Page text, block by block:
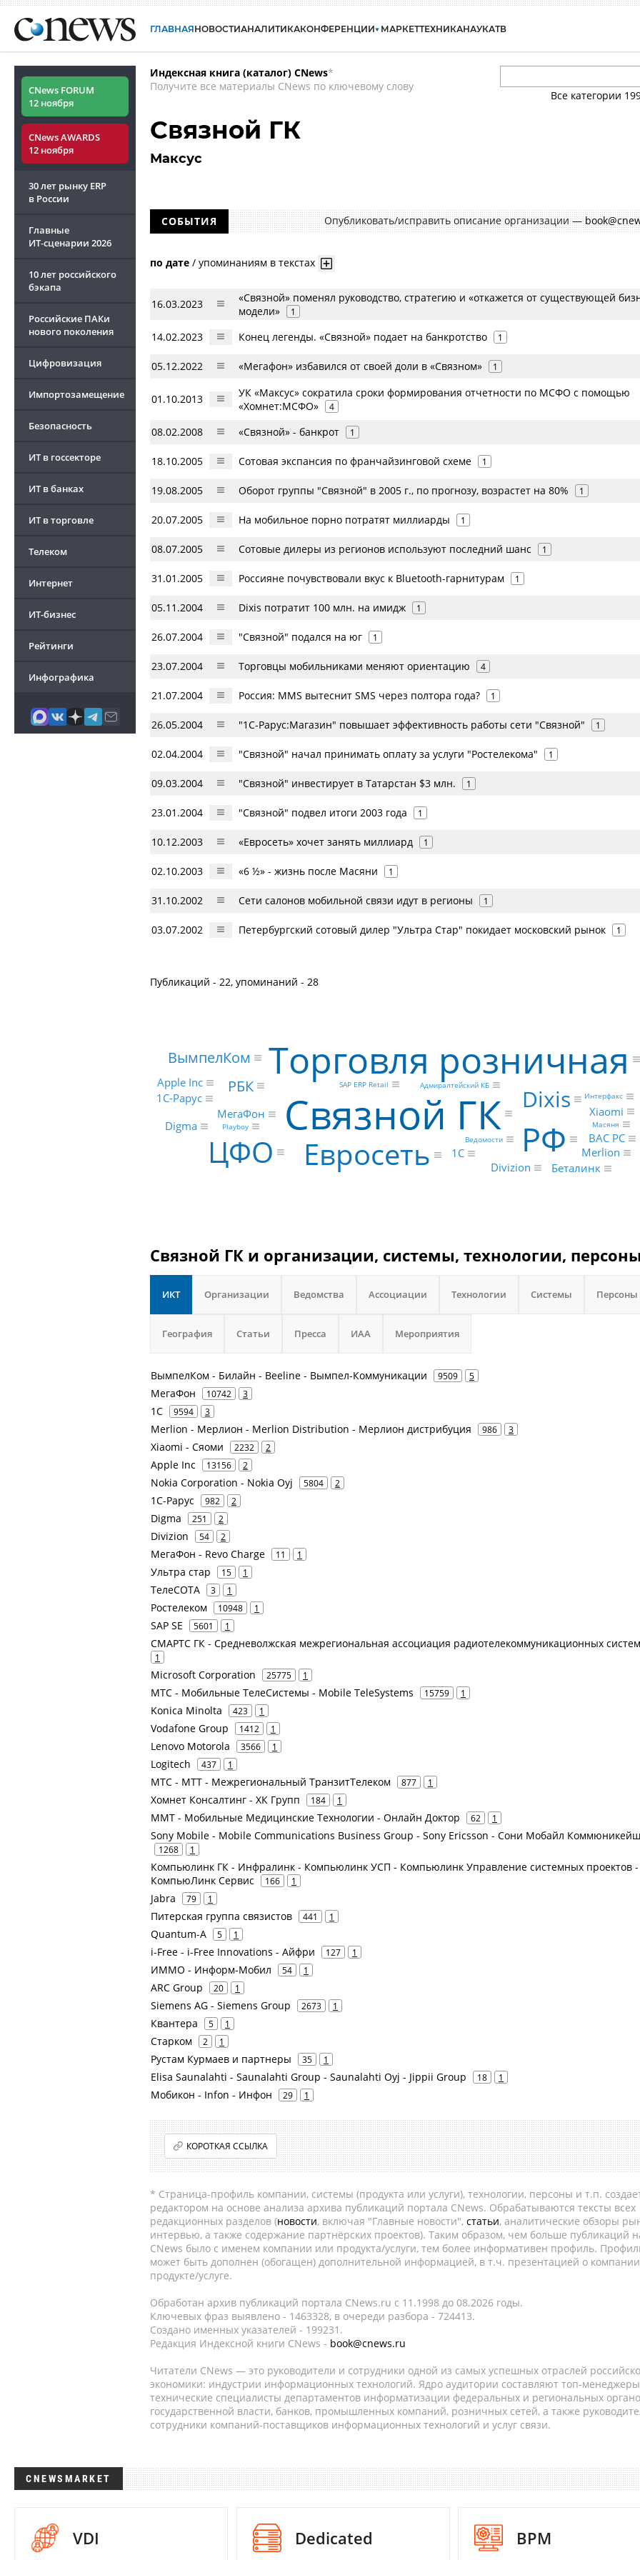
ГЛАВНАЯНОВОСТИАНАЛИТИКАКОНФЕРЕНЦИИ МАРКЕТТЕХНИКАНАУКАТВ
CNews FORUM
12 ноября
CNews AWARDS
12 ноября
30 лет рынку ERP
в России
Главные
ИТ-сценарии 2026
10 лет российского
бэкапа
Российские ПАКи
нового поколения
Цифровизация
Импортозамещение
Безопасность
ИТ в госсекторе
ИТ в банках
ИТ в торговле
Телеком
Интернет
ИТ-бизнес
Рейтинги
Инфографика
Индексная книга (каталог) CNews*
Получите все материалы CNews по ключевому слову
Все категории
Связной ГК
Максус
СОБЫТИЯ Опубликовать/исправить описание организации —
по дате / упоминаниям в текстах
16.03.2023
«Связной» поменял руководство, стратегию и «откажется от существующей
модели»
1
14.02.2023 Конец легенды. «Связной» подает на банкротство 1
05.12.2022 «Мегафон» избавился от своей доли в «Связном» 1
01.10.2013
УК «Максус» сократила сроки формирования отчетности по МСФО с помощью
«Хомнет:МСФО»
4
08.02.2008 «Связной» - банкрот 1
18.10.2005 Сотовая экспансия по франчайзинговой схеме 1
19.08.2005 Оборот группы "Связной" в 2005 г., по прогнозу, возрастет на 80% 1
20.07.2005 На мобильное порно потратят миллиарды 1
08.07.2005 Сотовые дилеры из регионов используют последний шанс 1
31.01.2005 Россияне почувствовали вкус к Bluetooth-гарнитурам 1
05.11.2004 Dixis потратит 100 млн. на имидж 1
26.07.2004 "Связной" подался на юг 1
23.07.2004 Торговцы мобильниками меняют ориентацию 4
21.07.2004 Россия: MMS вытеснит SMS через полтора года? 1
26.05.2004 "1C-Рарус:Магазин" повышает эффективность работы сети "Связной" 1
02.04.2004 "Связной" начал принимать оплату за услуги "Ростелекома" 1
09.03.2004 "Связной" инвестирует в Татарстан $3 млн. 1
23.01.2004 "Связной" подвел итоги 2003 года 1
10.12.2003 «Евросеть» хочет занять миллиард 1
02.10.2003 «6 ½» - жизнь после Масяни 1
31.10.2002 Сети салонов мобильной связи идут в регионы 1
03.07.2002 Петербургский сотовый дилер "Ультра Стар" покидает московский рынок 1
Публикаций - 22, упоминаний - 28
Связной ГК
Торговля розничная
РФ
ЦФО Евросеть
Dixis
ВымпелКом
РБК
МегаФон
1С Merlion
ВАС РС
Xiaomi
Apple Inc
1С-Рарус
Digma
Divizion Беталинк
Адмиралтейский КБ
Масяня
SAP ERP Retail
Ведомости
Интерфакс
Playboy
Связной ГК и организации, системы, технологии,
ИКТ Организации Ведомства Ассоциации Технологии Системы Персоны
География Статьи Пресса ИАА Мероприятия
ВымпелКом - Билайн - Beeline - Вымпел-Коммуникации 9509 5
МегаФон 10742 3
1С 9594 3
Merlion - Мерлион - Merlion Distribution - Мерлион дистрибуция 986 3
Xiaomi - Сяоми 2232 2
Apple Inc 13156 2
Nokia Corporation - Nokia Oyj 5804 2
1С-Рарус 982 2
Digma 251 2
Divizion 54 2
МегаФон - Revo Charge 11 1
Ультра стар 15 1
ТелеСОТА 3 1
Ростелеком 10948 1
SAP SE 5601 1
СМАРТС ГК - Средневолжская межрегиональная ассоциация радиотелекоммуникационных систем
1
Microsoft Corporation 25775 1
МТС - Мобильные ТелеСистемы - Mobile TeleSystems 15759 1
Konica Minolta 423 1
Vodafone Group 1412 1
Lenovo Motorola 3566 1
Logitech 437 1
МТС - МТТ - Межрегиональный ТранзитТелеком 877 1
Хомнет Консалтинг - ХК Групп 184 1
ММТ - Мобильные Медицинские Технологии - Онлайн Доктор 62 1
Sony Mobile - Mobile Communications Business Group - Sony Ericsson - Сони Мобайл
1268 1
Компьюлинк ГК - Инфралинк - Компьюлинк УСП - Компьюлинк Управление системных проектов -
КомпьюЛинк Сервис
166 1
Jabra 79 1
Питерская группа связистов 441 1
Quantum-A 5 1
i-Free - i-Free Innovations - Айфри 127 1
ИММО - Информ-Мобил 54 1
ARC Group 20 1
Siemens AG - Siemens Group 2673 1
Квантера 5 1
Старком 2 1
Рустам Курмаев и партнеры 35 1
Elisa Saunalahti - Saunalahti Group - Saunalahti Oyj - Jippii Group 18 1
Мобикон - Infon - Инфон 29 1
КОРОТКАЯ ССЫЛКА
* Страница-профиль компании, системы (продукта или услуги), технологии, персоны и т.п.
редактором на основе анализа архива публикаций портала CNews. Обрабатываются тексты всех
редакционных разделов (новости, включая "Главные новости", статьи, аналитические обзоры
интервью, а также содержание партнёрских проектов). Таким образом, чем больше публикаций
CNews было с именем компании или продукта/услуги, тем более информативен профиль.
может быть дополнен (обогащен) дополнительной информацией, в т.ч. презентацией о
продукте/услуге.
Обработан архив публикаций портала CNews.ru c 11.1998 до 08.2026 годы.
Ключевых фраз выявлено - 1463328, в очереди разбора - 724413.
Создано именных указателей - 199231.
Редакция Индексной книги CNews - book@cnews.ru
Читатели CNews — это руководители и сотрудники одной из самых успешных отраслей
экономики: индустрии информационных технологий. Ядро аудитории составляют топ-
технические специалисты департаментов информатизации федеральных и региональных
государственной власти, банков, промышленных компаний, розничных сетей, а также
сотрудники компаний-поставщиков информационных технологий и услуг связи.
CNEWSMARKET
VDI Dedicated BPM